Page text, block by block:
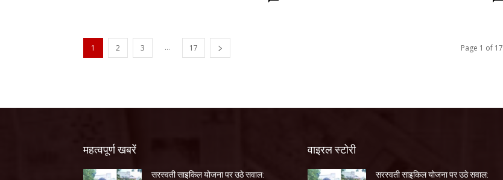
1 2 3 ... 17 Page 1 of 17
महत्वपूर्ण खबरें
सरस्वती साइकिल योजना पर उठे सवाल:
वाइरल स्टोरी
सरस्वती साइकिल योजना पर उठे सवाल: